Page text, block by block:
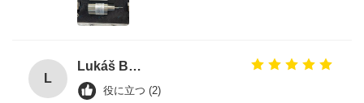
L
Lukáš Burda
役に立つ (2)